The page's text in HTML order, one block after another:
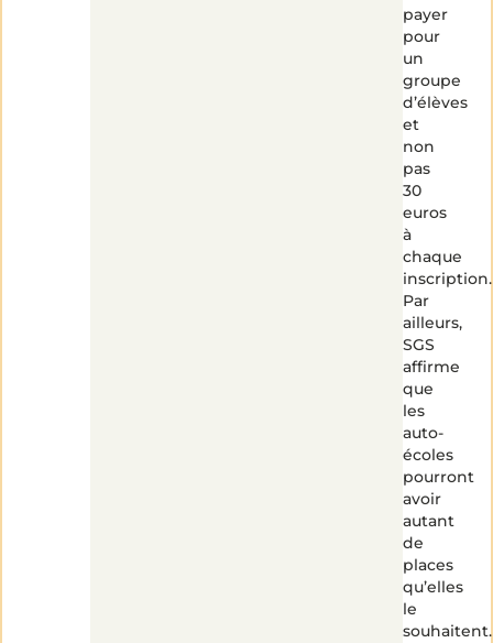
payer
pour
un
groupe
d’élèves
et
non
pas
30
euros
à
chaque
inscription.
Par
ailleurs,
SGS
affirme
que
les
auto-
écoles
pourront
avoir
autant
de
places
qu’elles
le
souhaitent.